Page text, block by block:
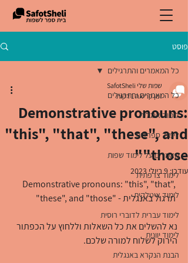
פוסט
כל המאמרים והתרגילים
לימוד אנגלית
לימוד ספרדית
מאמרים על לימוד שפות
לימוד צרפתית
לימוד איטלקית
לימוד עברית לדוברי רוסית
לימוד יוונית
הבנת הנקרא באנגלית
כל המאמרים והתרגילים
Demonstrative pronouns:
"this", "that", "these", and
"those"
שפות שלי SafotSheli
זמן קריאה 1 דקות
עודכן:9 ביולי 2023
Demonstrative pronouns: "this", "that",
"these", and "those" - תרגול באנגלית
נא להשלים את כל השאלות וללחוץ על הכפתור
הירוק לשלוח למורה שלכם.